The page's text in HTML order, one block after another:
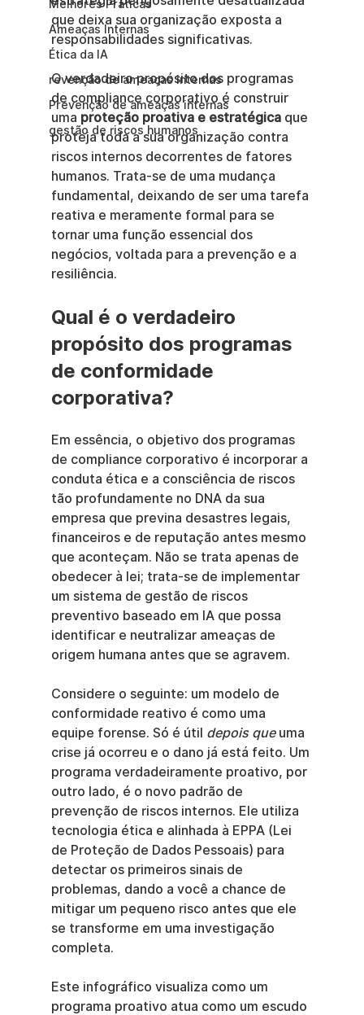
Melhores Práticas
Ameaças Internas
Ética da IA
revenção de ameaças internas
Prevenção de ameaças internas
gestão de riscos humanos
que deixa sua organização exposta a
responsabilidades significativas.
O verdadeiro propósito dos programas
de compliance corporativo é construir
uma proteção proativa e estratégica que
proteja toda a sua organização contra
riscos internos decorrentes de fatores
humanos. Trata-se de uma mudança
fundamental, deixando de ser uma tarefa
reativa e meramente formal para se
tornar uma função essencial dos
negócios, voltada para a prevenção e a
resiliência.
Qual é o verdadeiro
propósito dos programas
de conformidade
corporativa?
Em essência, o objetivo dos programas
de compliance corporativo é incorporar a
conduta ética e a consciência de riscos
tão profundamente no DNA da sua
empresa que previna desastres legais,
financeiros e de reputação antes mesmo
que aconteçam. Não se trata apenas de
obedecer à lei; trata-se de implementar
um sistema de gestão de riscos
preventivo baseado em IA que possa
identificar e neutralizar ameaças de
origem humana antes que se agravem.
Considere o seguinte: um modelo de
conformidade reativo é como uma
equipe forense. Só é útil depois que uma
crise já ocorreu e o dano já está feito. Um
programa verdadeiramente proativo, por
outro lado, é o novo padrão de
prevenção de riscos internos. Ele utiliza
tecnologia ética e alinhada à EPPA (Lei
de Proteção de Dados Pessoais) para
detectar os primeiros sinais de
problemas, dando a você a chance de
mitigar um pequeno risco antes que ele
se transforme em uma investigação
completa.
Este infográfico visualiza como um
programa proativo atua como um escudo